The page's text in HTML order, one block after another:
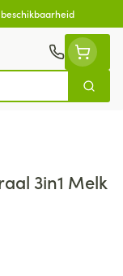
Zoek
3in1 Melk